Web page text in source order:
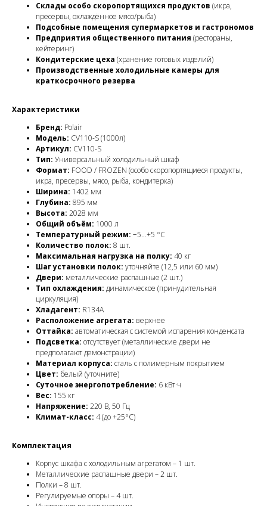
Склады особо скоропортящихся продуктов (икра,
пресервы, охлаждённое мясо/рыба)
Подсобные помещения супермаркетов и гастрономов
Предприятия общественного питания (рестораны,
кейтеринг)
Кондитерские цеха (хранение готовых изделий)
Производственные холодильные камеры для
краткосрочного резерва
Характеристики
Бренд: Polair
Модель: CV110-S (1000л)
Артикул: CV110-S
Тип: Универсальный холодильный шкаф
Формат: FOOD / FROZEN (особо скоропортящиеся продукты,
икра, пресервы, мясо, рыба, кондитерка)
Ширина: 1402 мм
Глубина: 895 мм
Высота: 2028 мм
Общий объём: 1000 л
Температурный режим: −5…+5 °C
Количество полок: 8 шт.
Максимальная нагрузка на полку: 40 кг
Шаг установки полок: уточняйте (12,5 или 60 мм)
Двери: металлические распашные (2 шт.)
Тип охлаждения: динамическое (принудительная
циркуляция)
Хладагент: R134A
Расположение агрегата: верхнее
Оттайка: автоматическая с системой испарения конденсата
Подсветка: отсутствует (металлические двери не
предполагают демонстрации)
Материал корпуса: сталь с полимерным покрытием
Цвет: белый (уточните)
Суточное энергопотребление: 6 кВт·ч
Вес: 155 кг
Напряжение: 220 В, 50 Гц
Климат-класс: 4 (до +25°C)
Комплектация
Корпус шкафа с холодильным агрегатом – 1 шт.
Металлические распашные двери – 2 шт.
Полки – 8 шт.
Регулируемые опоры – 4 шт.